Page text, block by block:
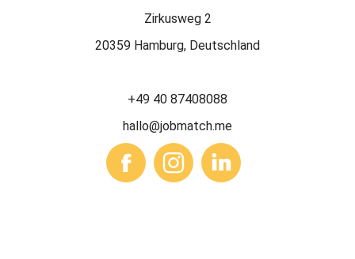
Zirkusweg 2
20359 Hamburg, Deutschland
+49 40 87408088
hallo@jobmatch.me